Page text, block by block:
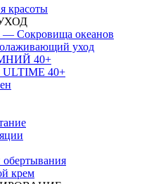
красоты
— Сокровища океанов
уход
40+
40+
крем